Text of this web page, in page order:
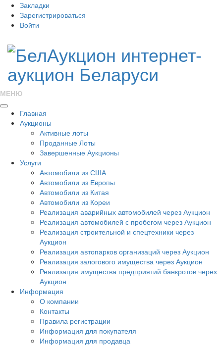
Закладки
Зарегистрироваться
Войти
МЕНЮ
Главная
Аукционы
Активные лоты
Проданные Лоты
Завершенные Аукционы
Услуги
Автомобили из США
Автомобили из Европы
Автомобили из Китая
Автомобили из Кореи
Реализация аварийных автомобилей через Аукцион
Реализация автомобилей с пробегом через Аукцион
Реализация строительной и спецтехники через
Аукцион
Реализация автопарков организаций через Аукцион
Реализация залогового имущества через Аукцион
Реализация имущества предприятий банкротов через
Аукцион
Информация
О компании
Контакты
Правила регистрации
Информация для покупателя
Информация для продавца